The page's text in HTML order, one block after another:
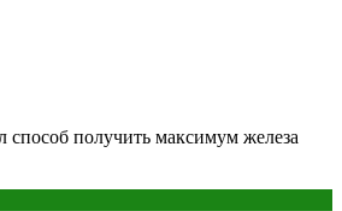
способ получить максимум железа